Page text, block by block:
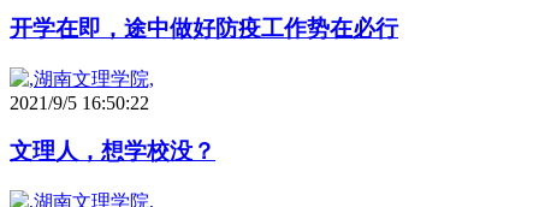
开学在即，途中做好防疫工作势在必行
2021/9/5 16:50:22
文理人，想学校没？